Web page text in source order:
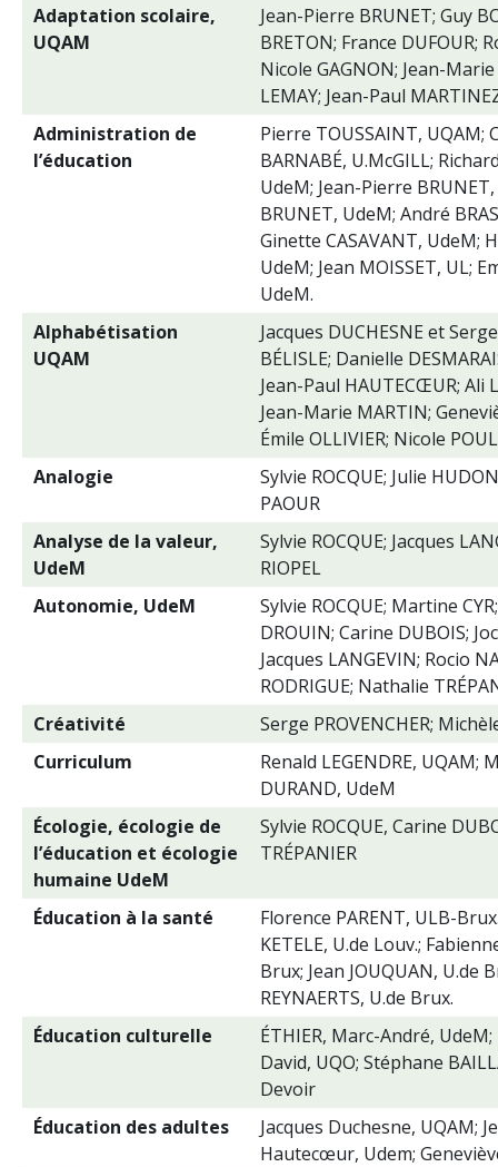
Adaptation scolaire,
UQAM
Jean-Pierre BRUNET; Guy
BRETON; France DUFOUR;
Nicole GAGNON; Jean-
LEMAY; Jean-Paul
Administration de
l’éducation
Pierre TOUSSAINT, UQAM;
BARNABÉ, U.McGILL;
UdeM; Jean-Pierre
BRUNET, UdeM; André
Ginette CASAVANT, UdeM;
UdeM; Jean MOISSET, UL;
UdeM.
Alphabétisation
UQAM
Jacques DUCHESNE et
BÉLISLE; Danielle
Jean-Paul HAUTECŒUR; Ali
Jean-Marie MARTIN;
Émile OLLIVIER; Nicole
Analogie
Sylvie ROCQUE; Julie
PAOUR
Analyse de la valeur,
UdeM
Sylvie ROCQUE; Jacques
RIOPEL
Autonomie, UdeM
Sylvie ROCQUE; Martine
DROUIN; Carine DUBOIS;
Jacques LANGEVIN; Rocio
RODRIGUE; Nathalie
Créativité
Serge PROVENCHER;
Curriculum
Renald LEGENDRE, UQAM;
DURAND, UdeM
Écologie, écologie de
l’éducation et écologie
humaine UdeM
Sylvie ROCQUE, Carine
TRÉPANIER
Éducation à la santé
Florence PARENT, ULB-
KETELE, U.de Louv.;
Brux; Jean JOUQUAN, U.de
REYNAERTS, U.de Brux.
Éducation culturelle
ÉTHIER, Marc-André, UdeM;
David, UQO; Stéphane
Devoir
Éducation des adultes
Jacques Duchesne, UQAM;
Hautecœur, Udem;